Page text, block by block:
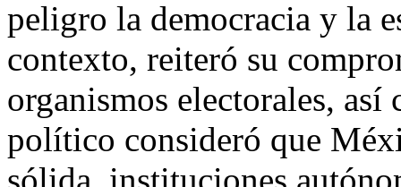
peligro la democracia y la
contexto, reiteró su
organismos electorales,
político consideró que